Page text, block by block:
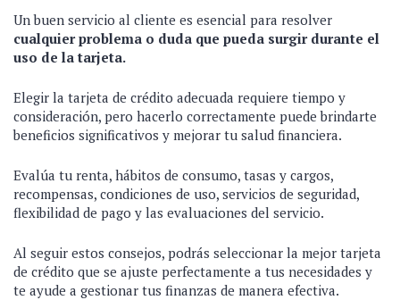
Un buen servicio al cliente es esencial para resolver
cualquier problema o duda que pueda surgir durante el
uso de la tarjeta.
Elegir la tarjeta de crédito adecuada requiere tiempo y
consideración, pero hacerlo correctamente puede brindarte
beneficios significativos y mejorar tu salud financiera.
Evalúa tu renta, hábitos de consumo, tasas y cargos,
recompensas, condiciones de uso, servicios de seguridad,
flexibilidad de pago y las evaluaciones del servicio.
Al seguir estos consejos, podrás seleccionar la mejor tarjeta
de crédito que se ajuste perfectamente a tus necesidades y
te ayude a gestionar tus finanzas de manera efectiva.